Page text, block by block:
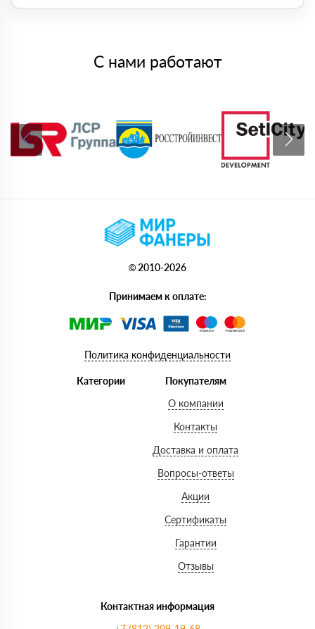
С нами работают
© 2010-2026
Принимаем к оплате:
Политика конфиденциальности
Категории
Покупателям
О компании
Контакты
Доставка и оплата
Вопросы-ответы
Акции
Сертификаты
Гарантии
Отзывы
Контактная информация